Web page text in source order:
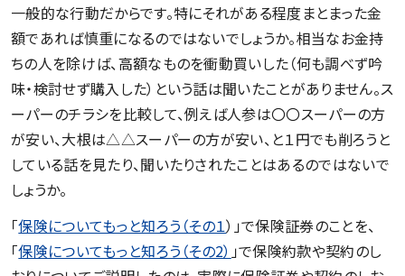
一般的な行動だからです。特にそれがある程度まとまった金
額であれば慎重になるのではないでしょうか。相当なお金持
ちの人を除けば、高額なものを衝動買いした（何も調べず吟
味・検討せず購入した）という話は聞いたことがありません。ス
ーパーのチラシを比較して、例えば人参は〇〇スーパーの方
が安い、大根は△△スーパーの方が安い、と１円でも削ろうと
している話を見たり、聞いたりされたことはあるのではないで
しょうか。
「保険についてもっと知ろう（その１）」で保険証券のことを、
「保険についてもっと知ろう（その2） 」で保険約款や契約のし